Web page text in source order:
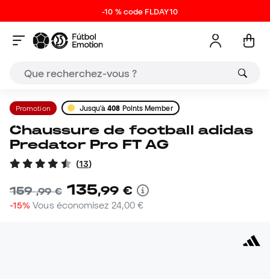
-10 % code FLDAY10
Promotion Jusqu'à408 Points Member
Chaussure de football adidas
Predator Pro FT AG
(13)
159,99 € 135,99 €
-15% Vous économisez 24,00 €